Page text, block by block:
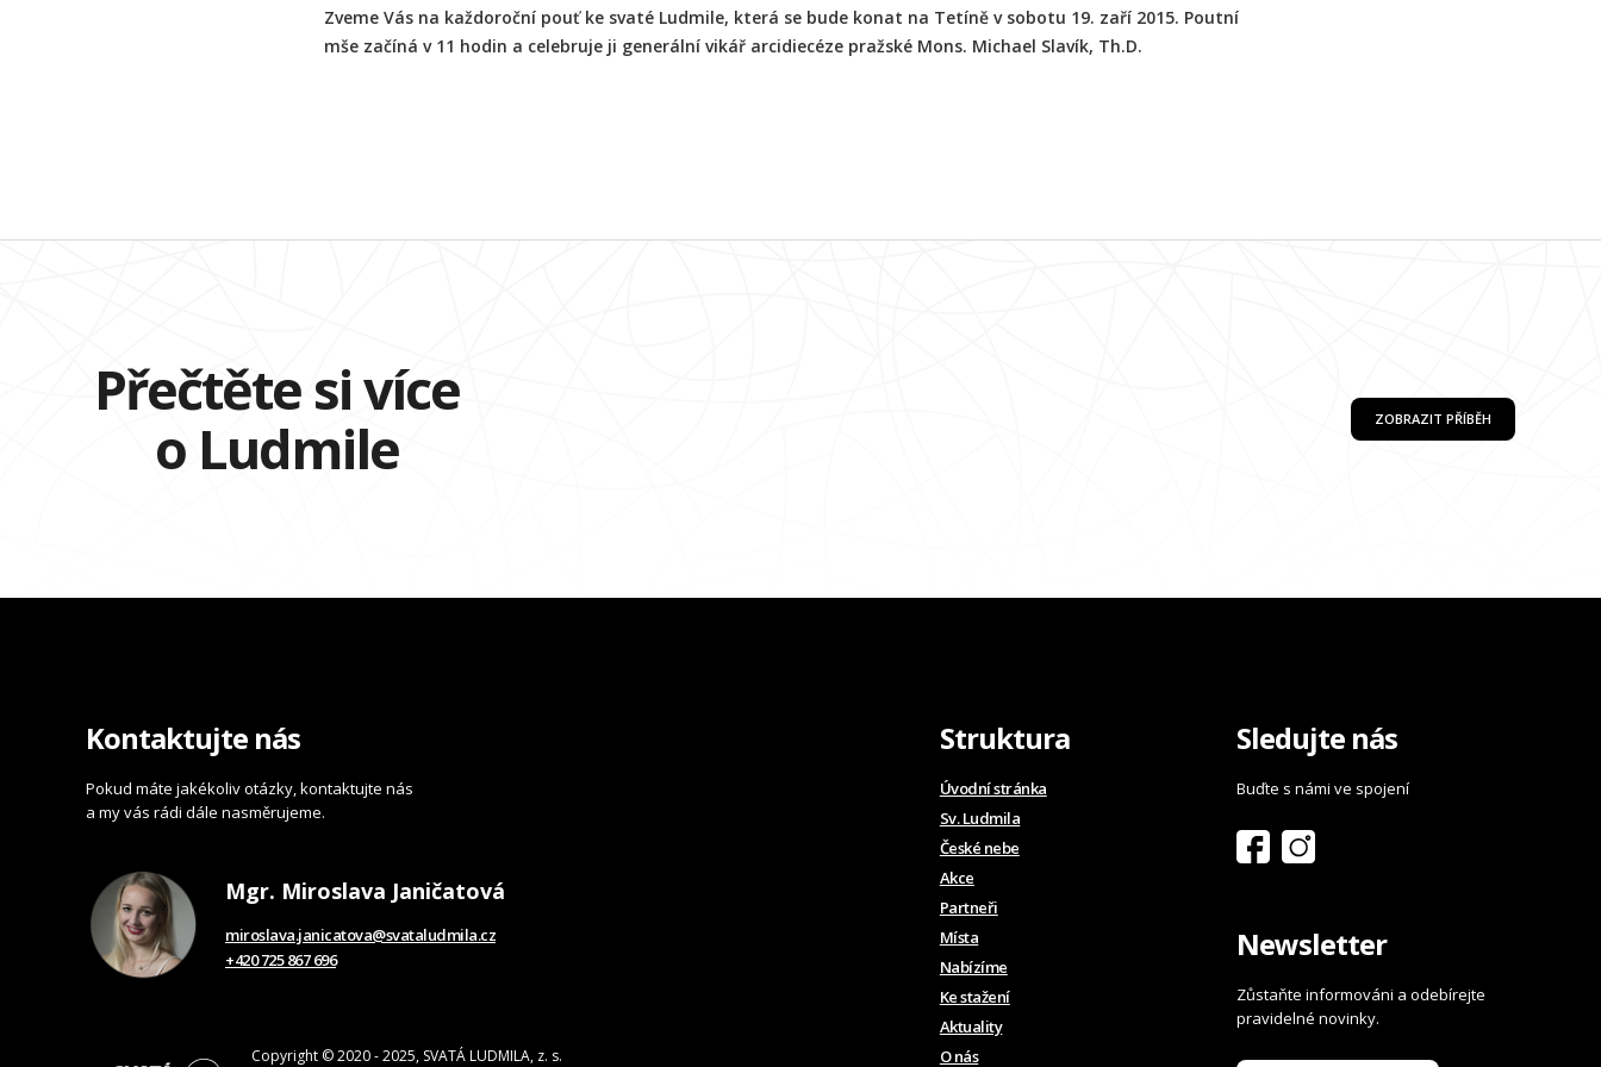
Zveme Vás na každoroční pouť ke svaté Ludmile, která se bude konat na Tetíně v sobotu 19. zaří 2015. Poutní
mše začíná v 11 hodin a celebruje ji generální vikář arcidiecéze pražské Mons. Michael Slavík, Th.D.
Přečtěte si více
o Ludmile
ZOBRAZIT PŘÍBĚH
Kontaktujte nás
Pokud máte jakékoliv otázky, kontaktujte nás
a my vás rádi dále nasměrujeme.
Mgr. Miroslava Janičatová
miroslava.janicatova@svataludmila.cz
+420 725 867 696
Copyright © 2020 - 2025, SVATÁ LUDMILA, z. s.
Struktura
Úvodní stránka
Sv. Ludmila
České nebe
Akce
Partneři
Místa
Nabízíme
Ke stažení
Aktuality
O nás
Sledujte nás
Buďte s námi ve spojení
Newsletter
Zůstaňte informováni a odebírejte
pravidelné novinky.